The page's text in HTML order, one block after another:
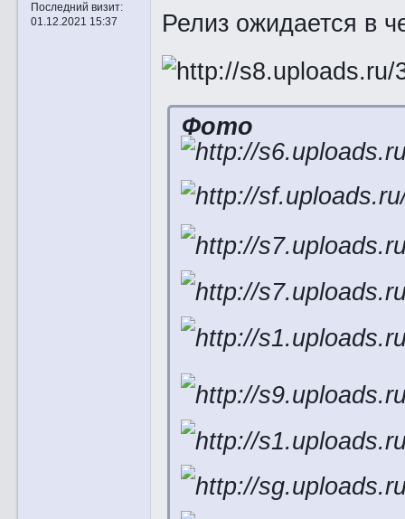
Последний визит:
01.12.2021 15:37
Релиз ожидается в
Фото